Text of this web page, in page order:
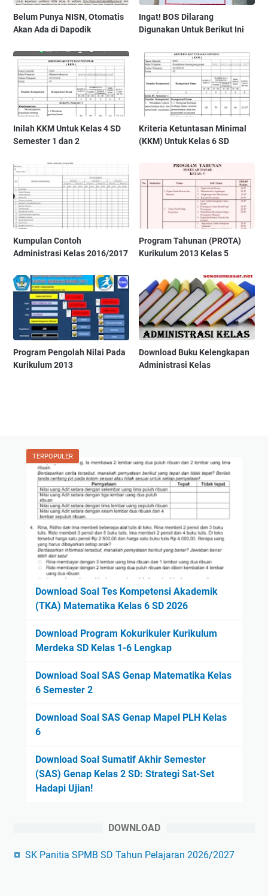
Belum Punya NISN, Otomatis
Akan Ada di Dapodik
Ingat! BOS Dilarang
Digunakan Untuk Berikut Ini
Inilah KKM Untuk Kelas 4 SD
Semester 1 dan 2
Kriteria Ketuntasan Minimal
(KKM) Untuk Kelas 6 SD
Kumpulan Contoh
Administrasi Kelas 2016/2017
Program Tahunan (PROTA)
Kurikulum 2013 Kelas 5
Program Pengolah Nilai Pada
Kurikulum 2013
Download Buku Kelengkapan
Administrasi Kelas
TERPOPULER
Download Soal Tes Kompetensi Akademik
(TKA) Matematika Kelas 6 SD 2026
Download Program Kokurikuler Kurikulum
Merdeka SD Kelas 1-6 Lengkap
Download Soal SAS Genap Matematika Kelas
6 Semester 2
Download Soal SAS Genap Mapel PLH Kelas
6
Download Soal Sumatif Akhir Semester
(SAS) Genap Kelas 2 SD: Strategi Sat-Set
Hadapi Ujian!
DOWNLOAD
SK Panitia SPMB SD Tahun Pelajaran 2026/2027